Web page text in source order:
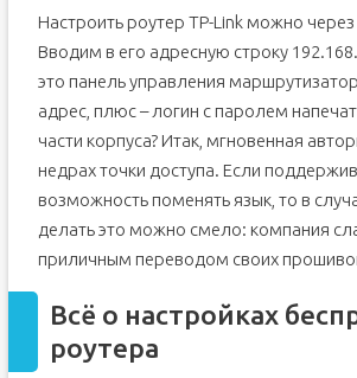
Настроить роутер TP-Link можно
Вводим в его адресную строку
это панель управления
адрес, плюс – логин с паролем
части корпуса? Итак, мгновенная
недрах точки доступа. Если
возможность поменять язык, то в
делать это можно смело: компания
приличным переводом своих
Всё о настройках
роутера